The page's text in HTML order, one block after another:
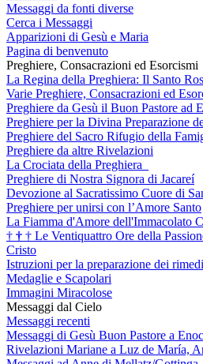
Messaggi da fonti diverse
Cerca i Messaggi
Apparizioni di Gesù e Maria
Pagina di benvenuto
Preghiere, Consacrazioni ed Esorcismi
La Regina della Preghiera: Il Santo
Varie Preghiere, Consacrazioni ed
Preghiere da Gesù il Buon Pastore ad
Preghiere per la Divina Preparazione
Preghiere del Sacro Rifugio della
Preghiere da altre Rivelazioni
La Crociata della Preghiera
Preghiere di Nostra Signora di Jacareí
Devozione al Sacratissimo Cuore di
Preghiere per unirsi con l’Amore Santo
La Fiamma d'Amore dell'Immacolato
† † † Le Ventiquattro Ore della
Cristo
Istruzioni per la preparazione dei rimedi
Medaglie e Scapolari
Immagini Miracolose
Messaggi dal Cielo
Messaggi recenti
Messaggi di Gesù Buon Pastore a
Rivelazioni Mariane a Luz de María,